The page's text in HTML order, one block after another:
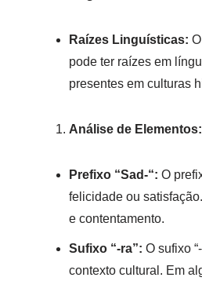
Raízes Linguísticas:
pode ter raízes em
presentes em culturas
Análise de Elementos:
Prefixo “Sad-“: O
felicidade ou
e contentamento.
Sufixo “-ra”: O sufixo
contexto cultural. Em